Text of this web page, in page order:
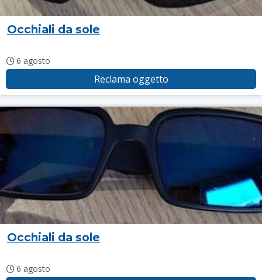
Occhiali da sole
6 agosto
Reclama oggetto
Occhiali da sole
6 agosto